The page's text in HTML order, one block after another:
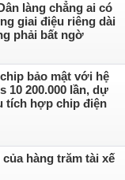
làng chẳng ai có
giai điệu riêng dài
phải bất ngờ
bảo mật với hệ
10 200.000 lần, dự
tích hợp chip điện
hàng trăm tài xế